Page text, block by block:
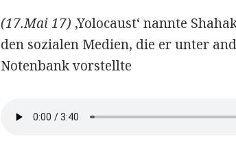
(17.Mai 17) ‚Yolocaust‘ nannte
den sozialen Medien, die er unter
Notenbank vorstellte